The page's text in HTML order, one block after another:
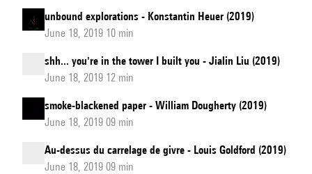
unbound explorations - Konstantin Heuer (2019)
June 18, 2019 10 min
shh... you're in the tower I built you - Jialin Liu (2019)
June 18, 2019 12 min
smoke-blackened paper - William Dougherty (2019)
June 18, 2019 09 min
Au-dessus du carrelage de givre - Louis Goldford (2019)
June 18, 2019 09 min